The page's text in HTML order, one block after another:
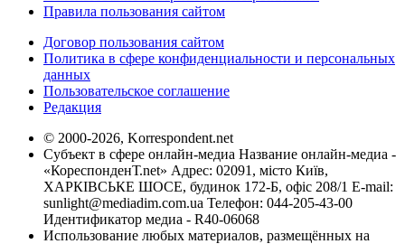
Правила пользования сайтом
Договор пользования сайтом
Политика в сфере конфиденциальности и персональных
данных
Пользовательское соглашение
Редакция
© 2000-2026, Korrespondent.net
Субъект в сфере онлайн-медиа Название онлайн-медиа -
«КореспонденТ.net» Адрес: 02091, місто Київ,
ХАРКІВСЬКЕ ШОСЕ, будинок 172-Б, офіс 208/1 E-mail:
sunlight@mediadim.com.ua Телефон: 044-205-43-00
Идентификатор медиа - R40-06068
Использование любых материалов, размещённых на